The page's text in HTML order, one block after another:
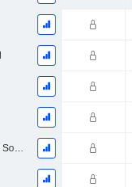
Umfassendes Einkommen und Sonstiges